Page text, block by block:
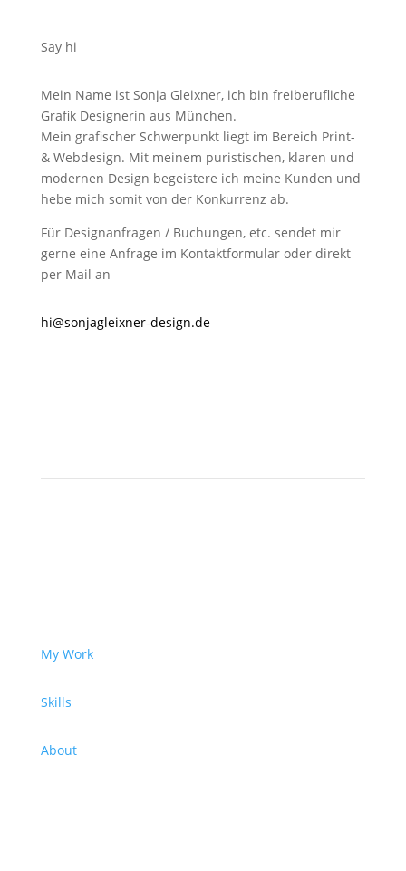
Say hi
Mein Name ist Sonja Gleixner, ich bin freiberufliche
Grafik Designerin aus München.
Mein grafischer Schwerpunkt liegt im Bereich Print-
& Webdesign. Mit meinem puristischen, klaren und
modernen Design begeistere ich meine Kunden und
hebe mich somit von der Konkurrenz ab.
Für Designanfragen / Buchungen, etc. sendet mir
gerne eine Anfrage im Kontaktformular oder direkt
per Mail an
hi@sonjagleixner-design.de
My Work
Skills
About